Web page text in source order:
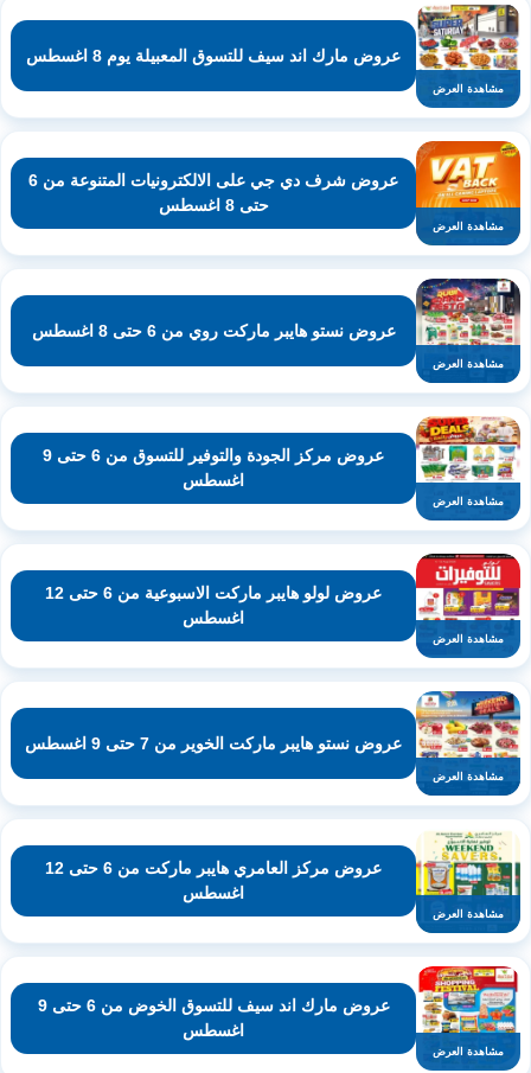
مشاهدة العرض
عروض مارك اند سيف للتسوق المعبيلة يوم 8 اغسطس
مشاهدة العرض
عروض شرف دي جي على الالكترونيات المتنوعة من 6
حتى 8 اغسطس
مشاهدة العرض
عروض نستو هايبر ماركت روي من 6 حتى 8 اغسطس
مشاهدة العرض
عروض مركز الجودة والتوفير للتسوق من 6 حتى 9
اغسطس
مشاهدة العرض
عروض لولو هايبر ماركت الاسبوعية من 6 حتى 12
اغسطس
مشاهدة العرض
عروض نستو هايبر ماركت الخوير من 7 حتى 9 اغسطس
مشاهدة العرض
عروض مركز العامري هايبر ماركت من 6 حتى 12
اغسطس
مشاهدة العرض
عروض مارك اند سيف للتسوق الخوض من 6 حتى 9
اغسطس